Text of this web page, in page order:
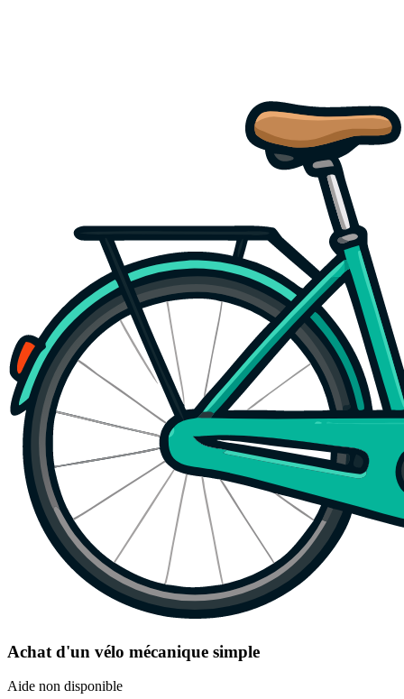
Achat d'un vélo mécanique simple
Aide non disponible